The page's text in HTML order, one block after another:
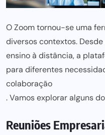
O Zoom tornou-se uma
diversos contextos.
ensino à distância, a
para diferentes
colaboração
. Vamos explorar alguns
Reuniões